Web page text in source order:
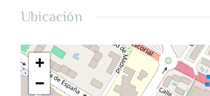
Ubicación
+
−